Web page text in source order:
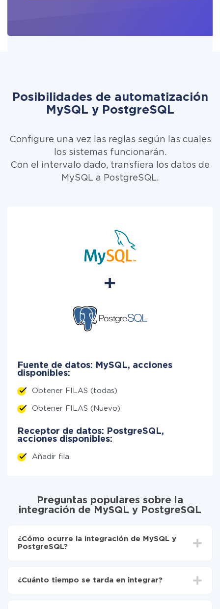
Posibilidades de automatización
MySQL y PostgreSQL
Configure una vez las reglas según las cuales
los sistemas funcionarán.
Con el intervalo dado, transfiera los datos de
MySQL a PostgreSQL.
Fuente de datos: MySQL, acciones
disponibles:
Obtener FILAS (todas)
Obtener FILAS (Nuevo)
Receptor de datos: PostgreSQL,
acciones disponibles:
Añadir fila
Preguntas populares sobre la
integración de MySQL y PostgreSQL
¿Cómo ocurre la integración de MySQL y
PostgreSQL?
Elija qué datos transferir de MySQL a PostgreSQL
¿Cuánto tiempo se tarda en integrar?